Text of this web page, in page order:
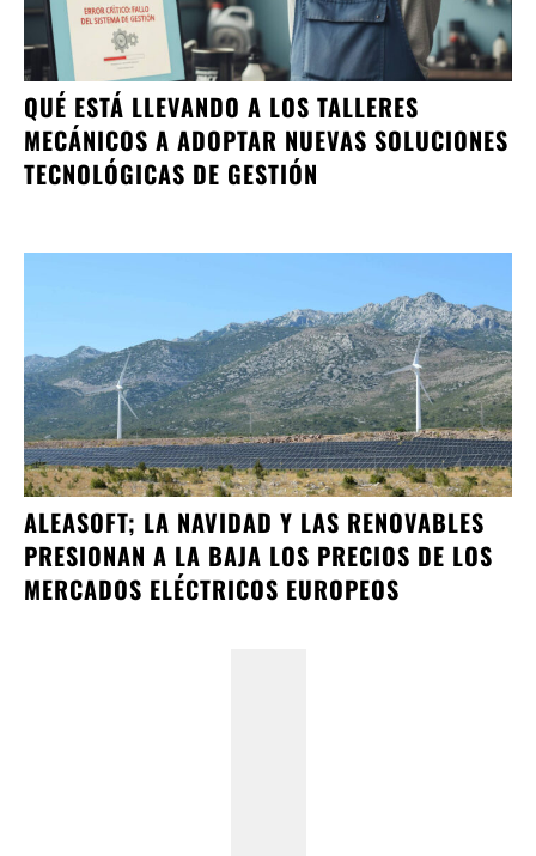
QUÉ ESTÁ LLEVANDO A LOS TALLERES
MECÁNICOS A ADOPTAR NUEVAS SOLUCIONES
TECNOLÓGICAS DE GESTIÓN
ALEASOFT; LA NAVIDAD Y LAS RENOVABLES
PRESIONAN A LA BAJA LOS PRECIOS DE LOS
MERCADOS ELÉCTRICOS EUROPEOS